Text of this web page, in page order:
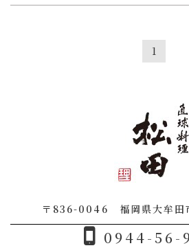
1
〒836-0046 福岡県大牟田
0944-56-